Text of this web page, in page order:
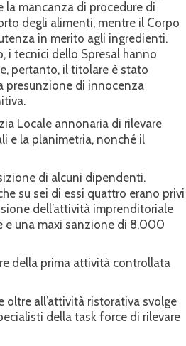
la mancanza di procedure di
degli alimenti, mentre il Corpo
in merito agli ingredienti.
i tecnici dello Spresal hanno
pertanto, il titolare è stato
presunzione di innocenza
Locale annonaria di rilevare
e la planimetria, nonché il
di alcuni dipendenti.
su sei di essi quattro erano privi
dell’attività imprenditoriale
e una maxi sanzione di 8.000
della prima attività controllata
oltre all’attività ristorativa svolge
della task force di rilevare